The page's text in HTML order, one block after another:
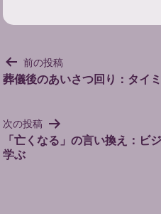
投
稿
ゲ
ー
シ
前の投稿
葬儀後のあいさつ回り：タイ
次の投稿
「亡くなる」の言い換え：ビ
学ぶ